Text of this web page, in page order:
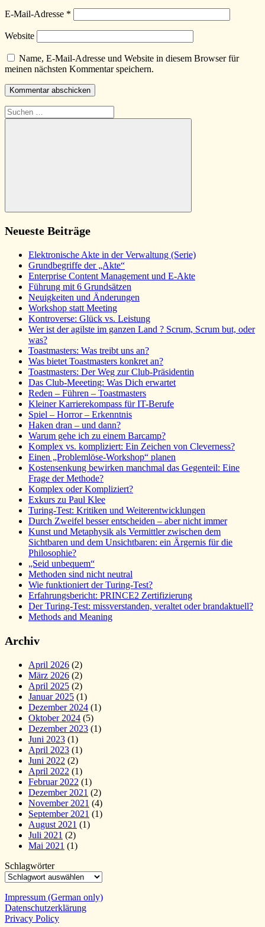
E-Mail-Adresse *
Website
Name, E-Mail-Adresse und Website in diesem Browser für
meinen nächsten Kommentar speichern.
Suchen
nach:
Suchen
Neueste Beiträge
Elektronische Akte in der Verwaltung (Serie)
Grundbegriffe der „Akte“
Enterprise Content Management und E-Akte
Führung mit 6 Grundsätzen
Neuigkeiten und Änderungen
Workshop statt Meeting
Kontroverse: Glück vs. Leistung
Wer ist der agilste im ganzen Land ? Scrum, Scrum but, oder
was?
Toastmasters: Was treibt uns an?
Was bietet Toastmasters konkret an?
Toastmasters: Der Weg zur Club-Präsidentin
Das Club-Meeeting: Was Dich erwartet
Reden – Führen – Toastmasters
Kleiner Karrierekompass für IT-Berufe
Spiel – Horror – Erkenntnis
Haken dran – und dann?
Warum gehe ich zu einem Barcamp?
Komplex vs. kompliziert: Ein Zeichen von Cleverness?
Einen „Problemlöse-Workshop“ planen
Kostensenkung bewirken manchmal das Gegenteil: Eine
Frage der Methode?
Komplex oder Kompliziert?
Exkurs zu Paul Klee
Turing-Test: Kritiken und Weiterentwicklungen
Durch Zweifel besser entscheiden – aber nicht immer
Kunst und Metaphysik als Vermittler zwischen dem
Sichtbaren und dem Unsichtbaren: ein Ärgernis für die
Philosophie?
„Seid unbequem“
Methoden sind nicht neutral
Wie funktioniert der Turing-Test?
Erfahrungsbericht: PRINCE2 Zertifizierung
Der Turing-Test: missverstanden, veraltet oder brandaktuell?
Methods and Meaning
Archiv
April 2026 (2)
März 2026 (2)
April 2025 (2)
Januar 2025 (1)
Dezember 2024 (1)
Oktober 2024 (5)
Dezember 2023 (1)
Juni 2023 (1)
April 2023 (1)
Juni 2022 (2)
April 2022 (1)
Februar 2022 (1)
Dezember 2021 (2)
November 2021 (4)
September 2021 (1)
August 2021 (1)
Juli 2021 (2)
Mai 2021 (1)
Schlagwörter
Impressum (German only)
Datenschutzerklärung
Privacy Policy